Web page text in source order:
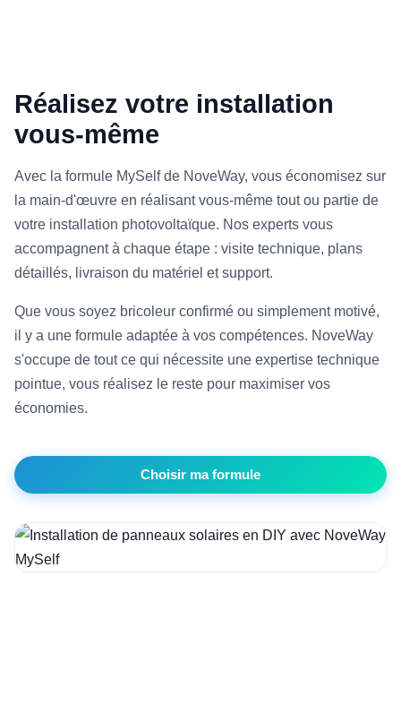
Réalisez votre installation
vous-même
Avec la formule MySelf de NoveWay, vous économisez sur
la main-d'œuvre en réalisant vous-même tout ou partie de
votre installation photovoltaïque. Nos experts vous
accompagnent à chaque étape : visite technique, plans
détaillés, livraison du matériel et support.
Que vous soyez bricoleur confirmé ou simplement motivé,
il y a une formule adaptée à vos compétences. NoveWay
s'occupe de tout ce qui nécessite une expertise technique
pointue, vous réalisez le reste pour maximiser vos
économies.
Choisir ma formule